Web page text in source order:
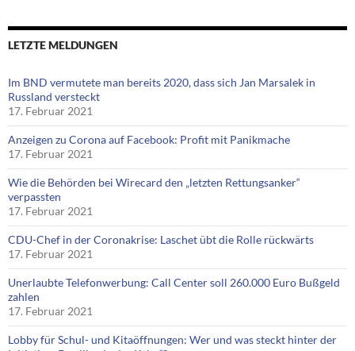
LETZTE MELDUNGEN
Im BND vermutete man bereits 2020, dass sich Jan Marsalek in
Russland versteckt
17. Februar 2021
Anzeigen zu Corona auf Facebook: Profit mit Panikmache
17. Februar 2021
Wie die Behörden bei Wirecard den „letzten Rettungsanker“
verpassten
17. Februar 2021
CDU-Chef in der Coronakrise: Laschet übt die Rolle rückwärts
17. Februar 2021
Unerlaubte Telefonwerbung: Call Center soll 260.000 Euro Bußgeld
zahlen
17. Februar 2021
Lobby für Schul- und Kitaöffnungen: Wer und was steckt hinter der